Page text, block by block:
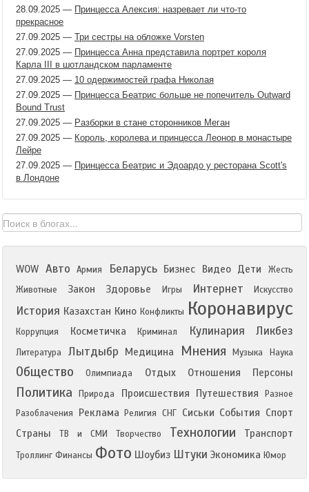
28.09.2025 — Принцесса Алексия: назревает ли что-то
прекрасное
27.09.2025 — Три сестры на обложке Vorsten
27.09.2025 — Принцесса Анна представила портрет короля
Карла III в шотландском парламенте
27.09.2025 — 10 одержимостей графа Николая
27.09.2025 — Принцесса Беатрис больше не попечитель Outward
Bound Trust
27.09.2025 — Разборки в стане сторонников Меган
27.09.2025 — Король, королева и принцесса Леонор в монастыре
Лейре
27.09.2025 — Принцесса Беатрис и Эдоардо у ресторана Scott's
в Лондоне
WOW Авто Армия Беларусь Бизнес Видео Дети
Жесть
Животные
Закон Здоровье Игры Интернет Искусство
История Казахстан Кино Конфликты Коронавирус
Коррупция Косметичка Криминал Кулинария Ликбез
Литература Лытдыбр Медицина Мнения Музыка Наука
Общество Олимпиада Отдых Отношения Персоны
Политика Природа Происшествия Путешествия
Разное
Разоблачения
Реклама Религия СНГ Сиськи События Спорт
Страны
ТВ и СМИ Творчество Технологии Транспорт
Троллинг Финансы Фото Шоубиз Штуки Экономика Юмор